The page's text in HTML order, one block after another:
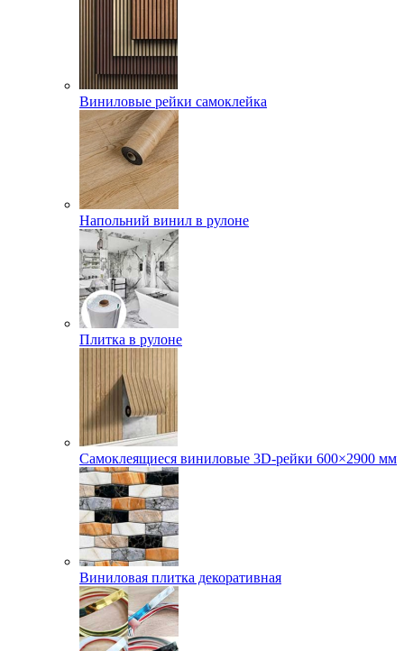
Виниловые рейки самоклейка
Напольний винил в рулоне
Плитка в рулоне
Самоклеящиеся виниловые 3D‑рейки 600×2900 мм
Виниловая плитка декоративная